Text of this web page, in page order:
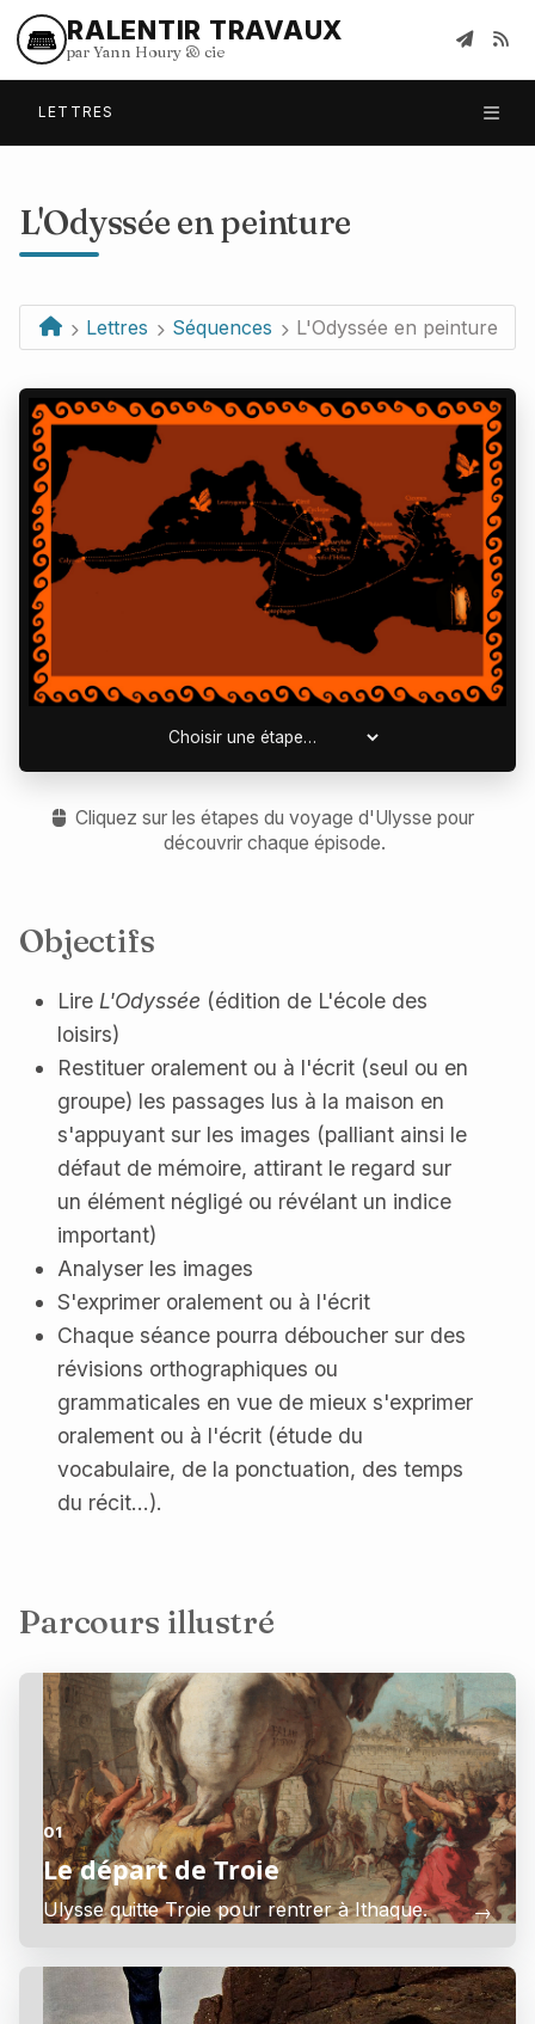
RALENTIR TRAVAUX
par Yann Houry & cie
LETTRES
L'Odyssée en peinture
Lettres Séquences L'Odyssée en peinture
Choisir une étape
Cliquez sur les étapes du voyage d'Ulysse pour
découvrir chaque épisode.
Objectifs
Lire L'Odyssée (édition de L'école des
loisirs)
Restituer oralement ou à l'écrit (seul ou en
groupe) les passages lus à la maison en
s'appuyant sur les images (palliant ainsi le
défaut de mémoire, attirant le regard sur
un élément négligé ou révélant un indice
important)
Analyser les images
S'exprimer oralement ou à l'écrit
Chaque séance pourra déboucher sur des
révisions orthographiques ou
grammaticales en vue de mieux s'exprimer
oralement ou à l'écrit (étude du
vocabulaire, de la ponctuation, des temps
du récit...).
Parcours illustré
01
Le départ de Troie
Ulysse quitte Troie pour rentrer à Ithaque. →